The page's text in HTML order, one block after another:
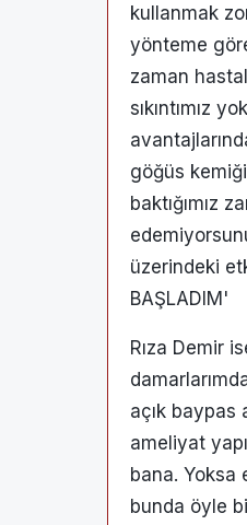
kullanmak
yönteme
zaman
sıkıntımız
göğüs
baktığımız
üzerindeki
BAŞLADIM'
Rıza Demir
açık baypas
ameliyat
bana. Yoksa
bunda öyle